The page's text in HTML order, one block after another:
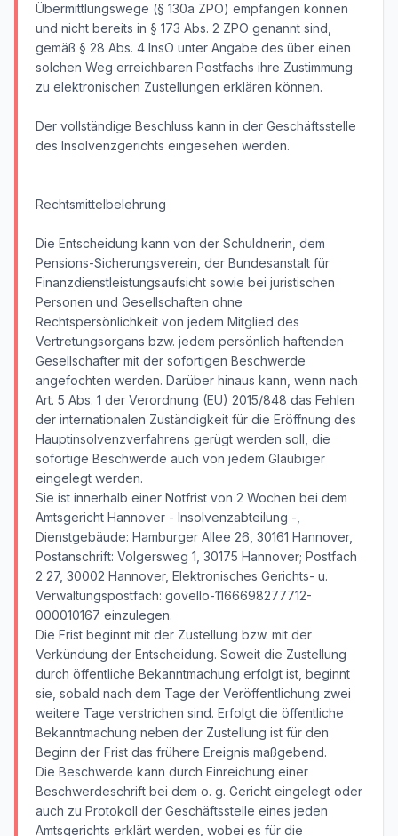
Übermittlungswege (§ 130a ZPO) empfangen können
und nicht bereits in § 173 Abs. 2 ZPO genannt sind,
gemäß § 28 Abs. 4 InsO unter Angabe des über einen
solchen Weg erreichbaren Postfachs ihre Zustimmung
zu elektronischen Zustellungen erklären können.
Der vollständige Beschluss kann in der Geschäftsstelle
des Insolvenzgerichts eingesehen werden.
Rechtsmittelbelehrung
Die Entscheidung kann von der Schuldnerin, dem
Pensions-Sicherungsverein, der Bundesanstalt für
Finanzdienstleistungsaufsicht sowie bei juristischen
Personen und Gesellschaften ohne
Rechtspersönlichkeit von jedem Mitglied des
Vertretungsorgans bzw. jedem persönlich haftenden
Gesellschafter mit der sofortigen Beschwerde
angefochten werden. Darüber hinaus kann, wenn nach
Art. 5 Abs. 1 der Verordnung (EU) 2015/848 das Fehlen
der internationalen Zuständigkeit für die Eröffnung des
Hauptinsolvenzverfahrens gerügt werden soll, die
sofortige Beschwerde auch von jedem Gläubiger
eingelegt werden.
Sie ist innerhalb einer Notfrist von 2 Wochen bei dem
Amtsgericht Hannover - Insolvenzabteilung -,
Dienstgebäude: Hamburger Allee 26, 30161 Hannover,
Postanschrift: Volgersweg 1, 30175 Hannover; Postfach
2 27, 30002 Hannover, Elektronisches Gerichts- u.
Verwaltungspostfach: govello-1166698277712-
000010167 einzulegen.
Die Frist beginnt mit der Zustellung bzw. mit der
Verkündung der Entscheidung. Soweit die Zustellung
durch öffentliche Bekanntmachung erfolgt ist, beginnt
sie, sobald nach dem Tage der Veröffentlichung zwei
weitere Tage verstrichen sind. Erfolgt die öffentliche
Bekanntmachung neben der Zustellung ist für den
Beginn der Frist das frühere Ereignis maßgebend.
Die Beschwerde kann durch Einreichung einer
Beschwerdeschrift bei dem o. g. Gericht eingelegt oder
auch zu Protokoll der Geschäftsstelle eines jeden
Amtsgerichts erklärt werden, wobei es für die